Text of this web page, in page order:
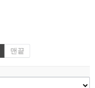
맨끝